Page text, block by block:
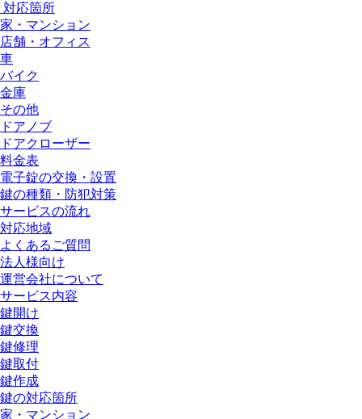
対応箇所
家・マンション
店舗・オフィス
車
バイク
金庫
その他
ドアノブ
ドアクローザー
料金表
電子錠の交換・設置
鍵の種類・防犯対策
サービスの流れ
対応地域
よくあるご質問
法人様向け
運営会社について
サービス内容
鍵開け
鍵交換
鍵修理
鍵取付
鍵作成
鍵の対応箇所
家・マンション